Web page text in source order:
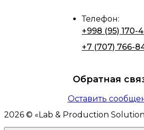
Телефон:
+998 (95) 170-
+7 (707) 766-
Обратная
Оставить
2026 © « Lab & Production